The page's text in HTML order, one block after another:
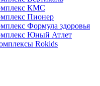
КМС
Пионер
Формула здоровья
Юный Атлет
Rokids